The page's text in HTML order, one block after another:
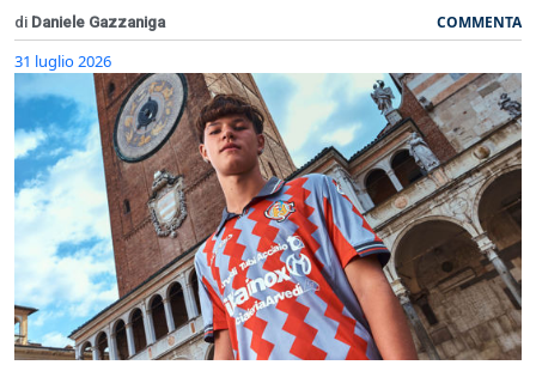
di Daniele Gazzaniga COMMENTA
31 luglio 2026